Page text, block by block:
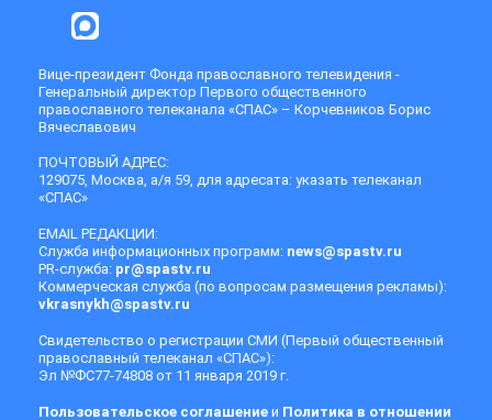
Вице-президент Фонда православного телевидения -
Генеральный директор Первого общественного
православного телеканала «СПАС» – Корчевников Борис
Вячеславович
ПОЧТОВЫЙ АДРЕС:
129075, Москва, а/я 59, для адресата: указать телеканал
«СПАС»
EMAIL РЕДАКЦИИ:
Служба информационных программ: news@spastv.ru
PR-служба: pr@spastv.ru
Коммерческая служба (по вопросам размещения рекламы):
vkrasnykh@spastv.ru
Свидетельство о регистрации СМИ (Первый общественный
православный телеканал «СПАС»):
Эл №ФС77-74808 от 11 января 2019 г.
Пользовательское соглашение и Политика в отношении